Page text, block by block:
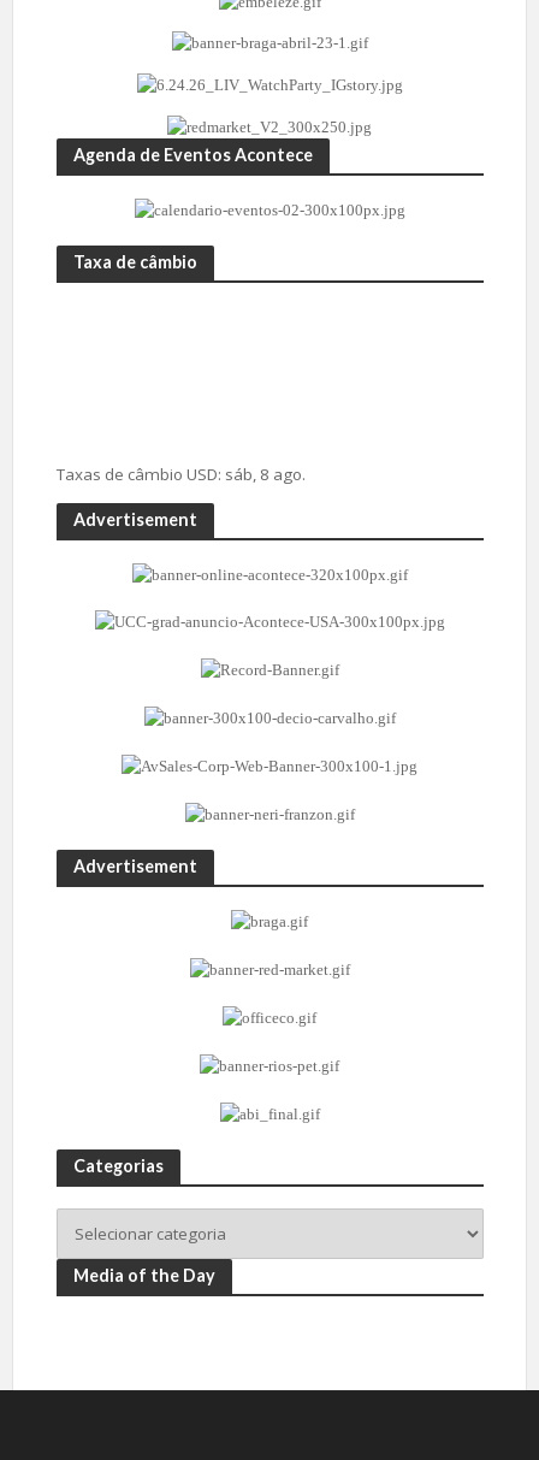
Agenda de Eventos Acontece
Taxa de câmbio
Taxas de câmbio USD: sáb, 8 ago.
Advertisement
Advertisement
Categorias
Media of the Day